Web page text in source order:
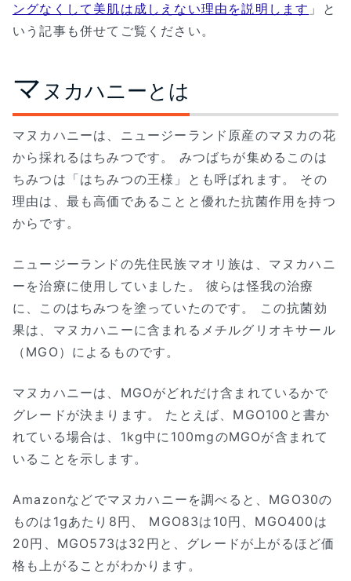
ングなくして美肌は成しえない理由を説明します 」と
いう記事も併せてご覧ください。
マ ヌカハニーとは
マヌカハニーは、ニュージーランド原産のマヌカの花
から採れるはちみつです。 みつばちが集めるこのは
ちみつは「はちみつの王様」とも呼ばれます。 その
理由は、最も高価であることと優れた抗菌作用を持つ
からです。
ニュージーランドの先住民族マオリ族は、マヌカハニ
ーを治療に使用していました。 彼らは怪我の治療
に、このはちみつを塗っていたのです。 この抗菌効
果は、マヌカハニーに含まれるメチルグリオキサール
（MGO）によるものです。
マヌカハニーは、MGOがどれだけ含まれているかで
グレードが決まります。 たとえば、MGO100と書か
れている場合は、1kg中に100mgのMGOが含まれて
いることを示します。
Amazonなどでマヌカハニーを調べると、MGO30の
ものは1gあたり8円、 MGO83は10円、MGO400は
20円、MGO573は32円と、グレードが上がるほど価
格も上がることがわかります。